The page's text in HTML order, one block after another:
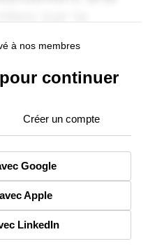
à nos membres
continuer
Créer un compte
Google
Apple
LinkedIn